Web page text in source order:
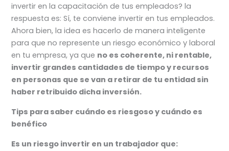
invertir en la capacitación de tus empleados? la
respuesta es: Sí, te conviene invertir en tus empleados.
Ahora bien, la idea es hacerlo de manera inteligente
para que no represente un riesgo económico y laboral
en tu empresa, ya que no es coherente, ni rentable,
invertir grandes cantidades de tiempo y recursos
en personas que se van a retirar de tu entidad sin
haber retribuido dicha inversión.
Tips para saber cuándo es riesgoso y cuándo es
benéfico
Es un riesgo invertir en un trabajador que: